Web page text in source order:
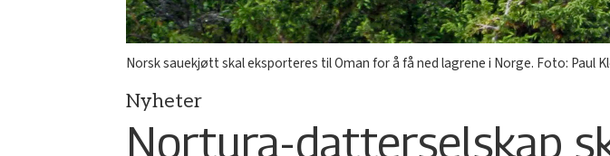
Norsk sauekjøtt skal eksporteres til Oman for å få ned lagrene i Norge. Foto: Paul
Nyheter
Nortura-datterselskap